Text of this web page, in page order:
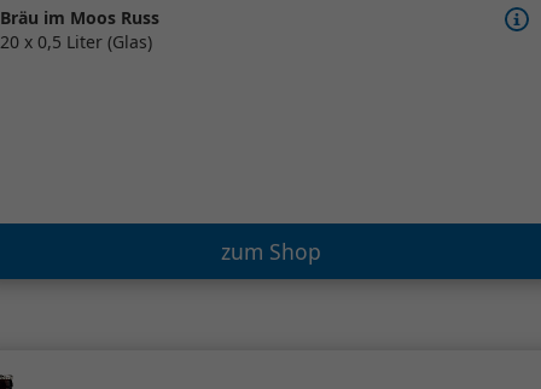
Bräu im Moos Russ
20 x 0,5 Liter (Glas)
zum Shop